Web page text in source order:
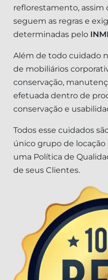
reflorestamento, assim
seguem as regras e
determinadas pelo
Além de todo cuidado
de mobiliários
conservação,
efetuada dentro de
conservação e
Todos esse cuidados
único grupo de
uma Política de
de seus Clientes.